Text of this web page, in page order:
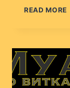
READ MORE